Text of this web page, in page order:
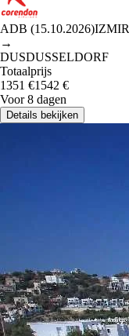
ADB (15.10.2026)IZMIR
→
DUSDUSSELDORF
Totaalprijs
1351 €1542 €
Voor 8 dagen
Details bekijken